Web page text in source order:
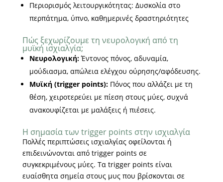
Περιορισμός λειτουργικότητας: Δυσκολία στο
περπάτημα, ύπνο, καθημερινές δραστηριότητες
Πώς ξεχωρίζουμε τη νευρολογική από τη
μυϊκή ισχιαλγία;
Νευρολογική:Έντονος πόνος, αδυναμία,
μούδιασμα, απώλεια ελέγχου ούρησης/αφόδευσης.
Μυϊκή (trigger points):Πόνος που αλλάζει με τη
θέση, χειροτερεύει με πίεση στους μύες, συχνά
ανακουφίζεται με μαλάξεις ή πιέσεις.
Η σημασία των trigger points στην ισχιαλγία
Πολλές περιπτώσεις ισχιαλγίας οφείλονται ή
επιδεινώνονται από trigger points σε
συγκεκριμένους μύες. Τα trigger points είναι
ευαίσθητα σημεία στους μυς που βρίσκονται σε